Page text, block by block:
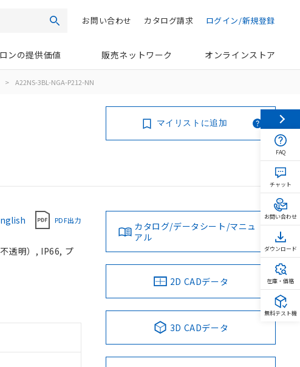
検索 ログイン/新規登録
カタログ請求
お問い合わせ
ンの提供価値 販売ネットワーク オンラインストア
> A22NS-3BL-NGA-P212-NN
マイリストに追加
PDF出力
透明）, IP66, プ
カタログ/データシート/マニュ
アル
2D CADデータ
3D CADデータ
FAQ
チャット
お問い合わせ
ダウンロード
在庫・価格
無料テスト機